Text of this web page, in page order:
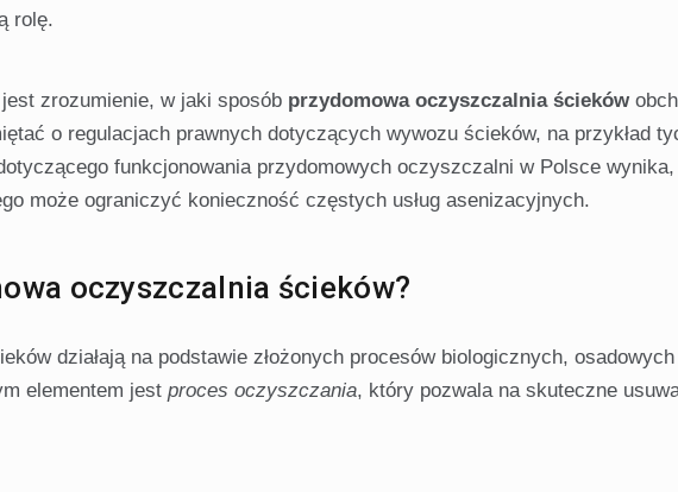
rolę.
zrozumienie, w jaki sposób przydomowa oczyszczalnia ścieków
o regulacjach prawnych dotyczących wywozu ścieków, na przykład
funkcjonowania przydomowych oczyszczalni w Polsce
może ograniczyć konieczność częstych usług asenizacyjnych.
oczyszczalnia ścieków?
działają na podstawie złożonych procesów biologicznych, osadowych
elementem jest proces oczyszczania, który pozwala na skuteczne